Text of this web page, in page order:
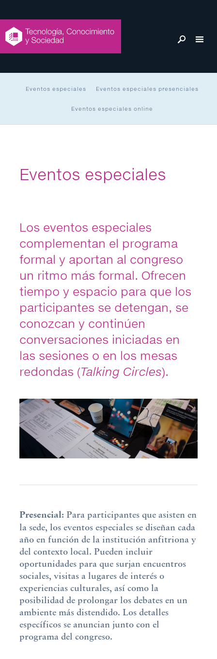
Eventos especiales Eventos especiales presenciales
Eventos especiales online
Eventos especiales
Los eventos especiales
complementan el programa
formal y aportan al congreso
un ritmo más formal. Ofrecen
tiempo y espacio para que los
participantes se detengan, se
conozcan y continúen
conversaciones iniciadas en
las sesiones o en los mesas
redondas (Talking Circles).
Presencial: Para participantes que asisten en
la sede, los eventos especiales se diseñan cada
año en función de la institución anfitriona y
del contexto local. Pueden incluir
oportunidades para que surjan encuentros
sociales, visitas a lugares de interés o
experiencias culturales, así como la
posibilidad de prolongar los debates en un
ambiente más distendido. Los detalles
específicos se anuncian junto con el
programa del congreso.